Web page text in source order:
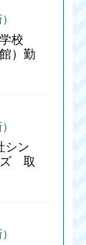
校
）勤
シン
ズ 取